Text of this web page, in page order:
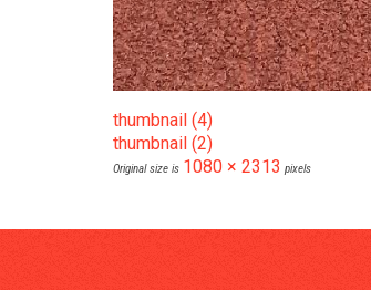
thumbnail (4)
thumbnail (2)
Original size is 1080 × 2313 pixels